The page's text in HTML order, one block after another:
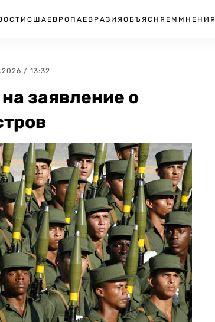
США ЕВРОПА ЕВРАЗИЯ ОБЪЯСНЯЕМ МНЕНИЯ
/ 13:32
заявление о